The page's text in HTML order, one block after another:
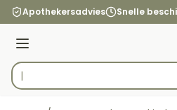
Ga naar de inhoud
Apothekersadvies Snelle
Menu
Product, merk, categorie...